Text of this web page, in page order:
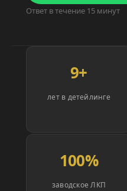
Ответ в течение 15 минут
9+
лет в детейлинге
100%
заводское ЛКП